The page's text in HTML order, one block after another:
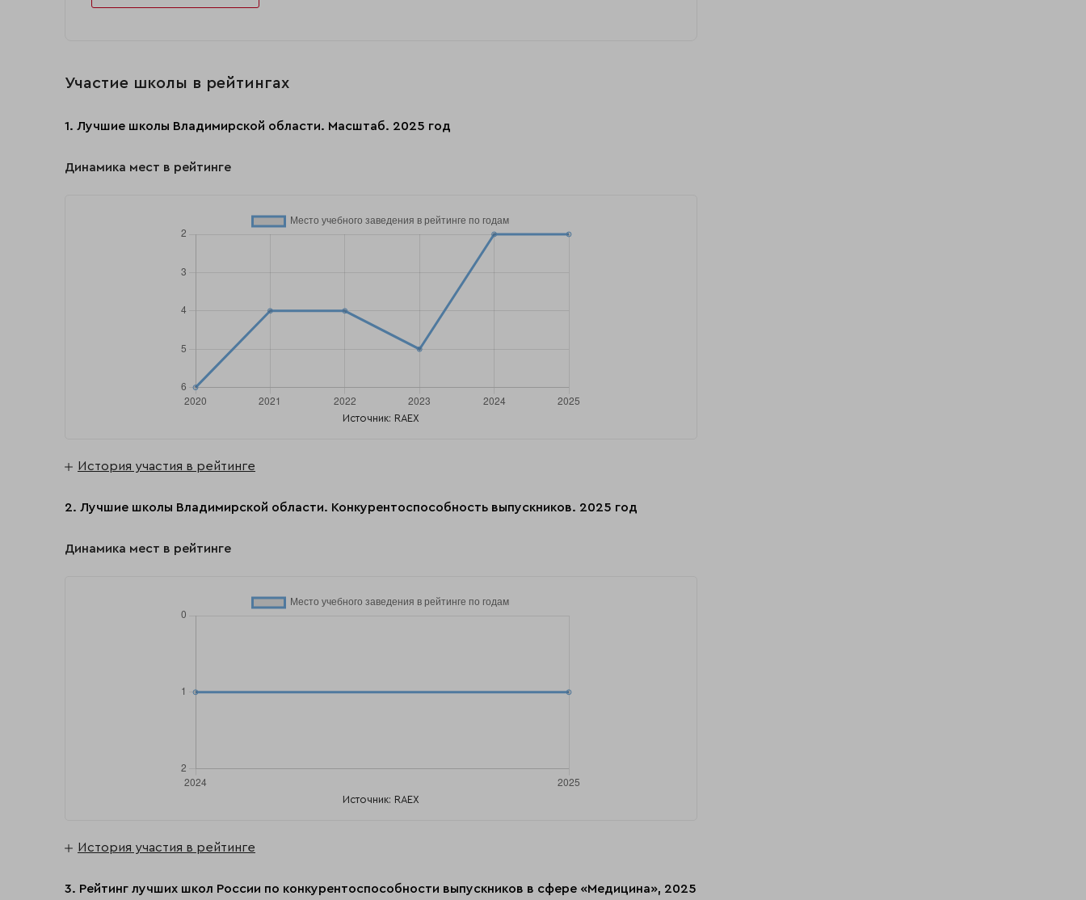
Участие школы в рейтингах
1. Лучшие школы Владимирской области. Масштаб. 2025 год
Динамика мест в рейтинге
Источник: RAEX
История участия в рейтинге
2. Лучшие школы Владимирской области. Конкурентоспособность выпускников. 2025 год
Динамика мест в рейтинге
Источник: RAEX
История участия в рейтинге
3. Рейтинг лучших школ России по конкурентоспособности выпускников в сфере «Медицина», 2025